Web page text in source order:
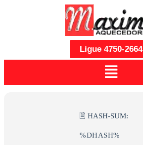
Ligue 4750-2664
🖹 HASH-SUM:
%DHASH%